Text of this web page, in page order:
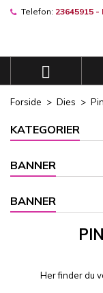
Telefon: 23645915 -

Forside Dies
KATEGORIER
BANNER
BANNER
Her finder du
((label))
Du skal være
ønskeliste.